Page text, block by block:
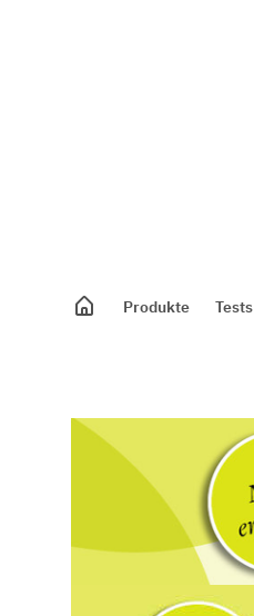
Produkte Tests